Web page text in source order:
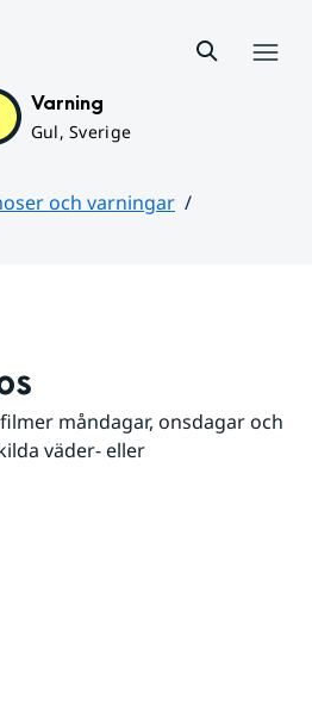
Varning
Gul, Sverige
och varningar
måndagar, onsdagar och
väder- eller